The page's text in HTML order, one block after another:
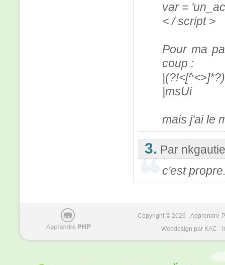
var =
< / script >
Pour ma
coup :
|msUi
mais j'ai le
3. Par
c'est
Copyright © 2026 - Apprendre-
Webdesign par KAC -